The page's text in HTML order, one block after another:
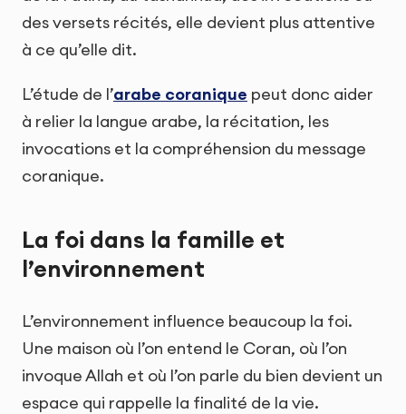
des versets récités, elle devient plus attentive
à ce qu’elle dit.
L’étude de l’arabe coranique peut donc aider
à relier la langue arabe, la récitation, les
invocations et la compréhension du message
coranique.
La foi dans la famille et
l’environnement
L’environnement influence beaucoup la foi.
Une maison où l’on entend le Coran, où l’on
invoque Allah et où l’on parle du bien devient un
espace qui rappelle la finalité de la vie.